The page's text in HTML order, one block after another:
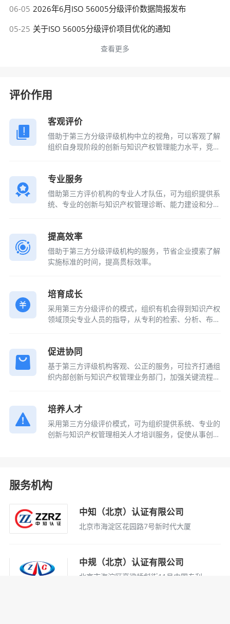
06-05 2026年6月ISO 56005分级评价数据简报发布
05-25 关于ISO 56005分级评价项目优化的通知
查看更多
评价作用
客观评价
借助于第三方分级评级机构中立的视角，可以客观了解
组织自身现阶段的创新与知识产权管理能力水平，竞争
专业服务
借助第三方评价机构的专业人才队伍，可为组织提供系
统、专业的创新与知识产权管理诊断、能力建设和分级
提高效率
借助于第三方分级评级机构的服务，节省企业摸索了解
实施标准的时间，提高贯标效率。
培育成长
采用第三方分级评价的模式，组织有机会得到知识产权
领域顶尖专业人员的指导，从专利的检索、分析、布
促进协同
基于第三方评级机构客观、公正的服务，可拉齐打通组
织内部创新与知识产权管理业务部门，加强关键流程节
培养人才
采用第三方分级评价模式，可为组织提供系统、专业的
创新与知识产权管理相关人才培训服务，促使从事创新
服务机构
中知（北京）认证有限公司
北京市海淀区花园路7号新时代大厦
中规（北京）认证有限公司
北京市海淀区高粱桥斜街11号中国专利